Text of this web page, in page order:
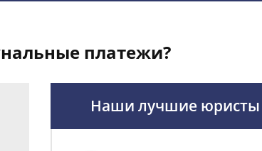
платежи?
Наши лучшие юристы